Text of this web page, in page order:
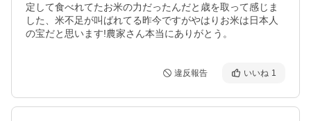
定して食べれてたお米の力だったんだと歳を取って感じま
した、米不足が叫ばれてる昨今ですがやはりお米は日本人
の宝だと思います!農家さん本当にありがとう。
違反報告 いいね 1